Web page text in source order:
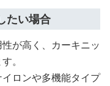
たい場合
が高く、カーキニッ
。
ロンや多機能タイプ